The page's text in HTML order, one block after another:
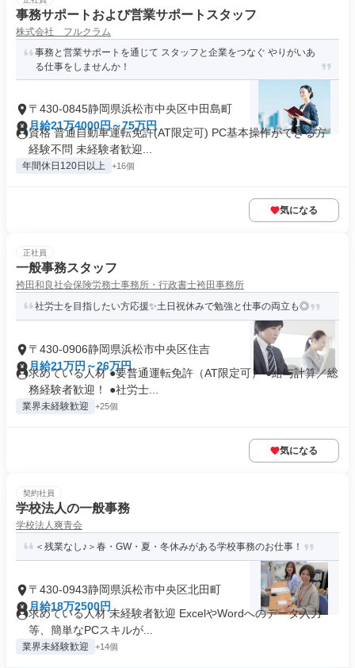
事務サポートおよび営業サポートスタッフ
株式会社 フルクラム
事務と営業サポートを通じて スタッフと企業をつなぐ やりがいあ
る仕事をしませんか！
〒430-0845静岡県浜松市中央区中田島町
月給21万4000円～75万円
資格 普通自動車運転免許(AT限定可) PC基本操作ができる方
経験不問 未経験者歓迎...
年間休日120日以上 +16個
気になる
正社員
一般事務スタッフ
袴田和良社会保険労務士事務所・行政書士袴田事務所
社労士を目指したい方応援✨土日祝休みで勉強と仕事の両立も◎
〒430-0906静岡県浜松市中央区住吉
月給21万円～26万円
求めている人材 ●要普通運転免許（AT限定可） ●給与計算／総
務経験者歓迎！ ●社労士...
業界未経験歓迎 +25個
気になる
契約社員
学校法人の一般事務
学校法人爽青会
＜残業なし♪＞春・GW・夏・冬休みがある学校事務のお仕事！
〒430-0943静岡県浜松市中央区北田町
月給18万2500円
求めている人材 未経験者歓迎 ExcelやWordへのデータ入力
等、簡単なPCスキルが...
業界未経験歓迎 +14個